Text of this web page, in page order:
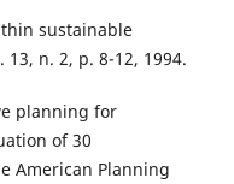
sustainable
n. 2, p. 8-12, 1994.
planning for
of 30
American Planning